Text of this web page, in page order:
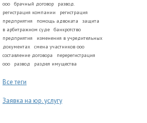
ооо
брачный договор
развод.
регистрация компании
регистрация
предприятия
помощь адвоката
защита
в арбитражном суде
банкротство
предприятия
изменения в учредительных
документах
смена участников ооо
составление договора
перерегистрация
ооо
развод раздел имущества
Все теги
Заявка на юр. услугу